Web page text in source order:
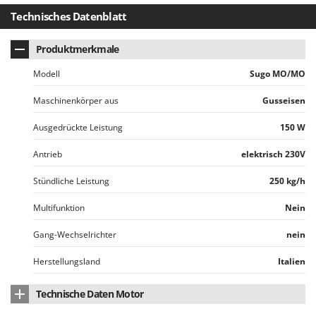
Mowox
MTD
N
New O.M.R.A.
Ninja
Novatec
Novital
NuAir
Officine Savioli
Oliviero
Olix
OMA
Technisches Datenblatt
Produktmerkmale
Modell Sugo MO/MO
Maschinenkörper aus Gusseisen
Ausgedrückte Leistung 150 W
Antrieb elektrisch 230V
Stündliche Leistung 250 kg/h
Multifunktion Nein
Gang-Wechselrichter nein
Herstellungsland Italien
Technische Daten Motor